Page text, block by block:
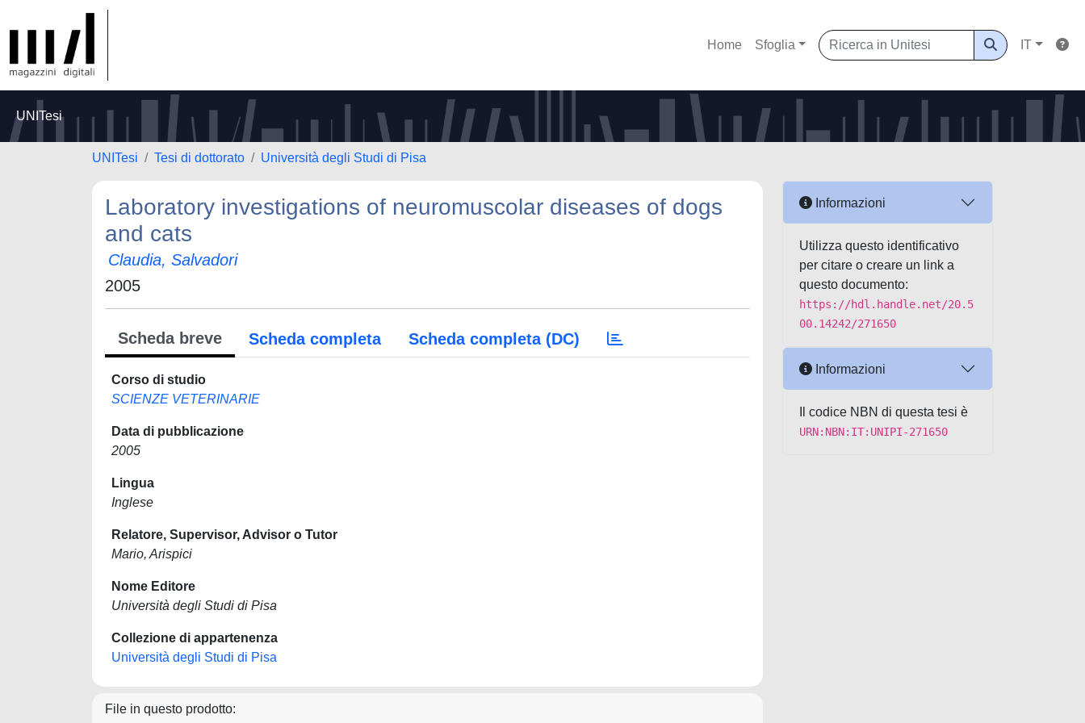
Home Sfoglia IT
UNITesi
UNITesi Tesi di dottorato Università degli Studi di Pisa
Laboratory investigations of neuromuscolar diseases of dogs
and cats
Claudia, Salvadori
2005
Scheda breve Scheda completa Scheda completa (DC)
Corso di studio
SCIENZE VETERINARIE
Data di pubblicazione
2005
Lingua
Inglese
Relatore, Supervisor, Advisor o Tutor
Mario, Arispici
Nome Editore
Università degli Studi di Pisa
Collezione di appartenenza
Università degli Studi di Pisa
File in questo prodotto:
Informazioni
Utilizza questo identificativo
per citare o creare un link a
questo documento:
https://hdl.handle.net/20.5
00.14242/271650
Informazioni
Il codice NBN di questa tesi è
URN:NBN:IT:UNIPI-271650